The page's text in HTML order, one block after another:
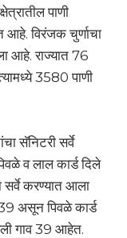
पाणी
आहे. विरंजक चुर्णाचा
आहे. राज्यात 76
3580 पाणी
सॅनिटरी सर्वे
व लाल कार्ड दिले
सर्वे करण्यात आला
असून पिवळे कार्ड
गाव 39 आहेत.